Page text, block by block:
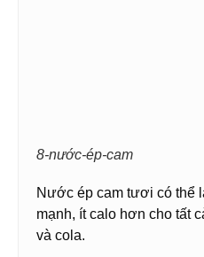
8-nước-ép-cam
Nước ép cam tươi có thể
mạnh, ít calo hơn cho tất
và cola.